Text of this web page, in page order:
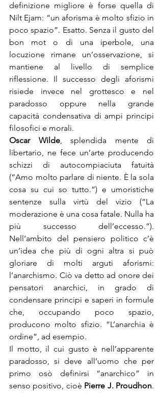
definizione migliore è forse quella di
Nilt Ejam: “un aforisma è molto sfizio in
poco spazio”. Esatto. Senza il gusto del
bon mot o di una iperbole, una
locuzione rimane un’osservazione, si
mantiene al livello di semplice
riflessione. Il successo degli aforismi
risiede invece nel grottesco e nel
paradosso oppure nella grande
capacità condensativa di ampi principi
filosofici e morali.
Oscar Wilde, splendida mente di
libertario, ne fece un’arte producendo
schizzi di autocompiaciuta fatuità
(“Amo molto parlare di niente. È la sola
cosa su cui so tutto.”) e umoristiche
sentenze sulla virtù del vizio (“La
moderazione è una cosa fatale. Nulla ha
più successo dell’eccesso.”).
Nell’ambito del pensiero politico c’è
un’idea che più di ogni altra si può
gloriare di molti arguti aforismi:
l’anarchismo. Ciò va detto ad onore dei
pensatori anarchici, in grado di
condensare principi e saperi in formule
che, occupando poco spazio,
producono molto sfizio. “L’anarchia è
ordine”, ad esempio.
Il motto, il cui gusto è nell’apparente
paradosso, si deve all’uomo che per
primo osò definirsi “anarchico” in
senso positivo, cioè Pierre J. Proudhon.